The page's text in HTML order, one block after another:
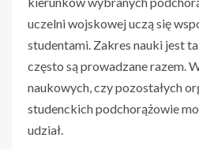
uczelni wojskowej uczą się
studentami. Zakres nauki jest
często są prowadzane razem.
naukowych, czy pozostałych
studenckich podchorążowie
udział.